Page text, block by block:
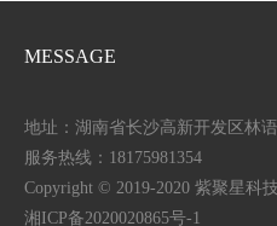
MESSAGE
地址：湖南省长沙高新开发区林
服务热线：18175981354
Copyright © 2019-2020 紫聚星科
湘ICP备2020020865号-1